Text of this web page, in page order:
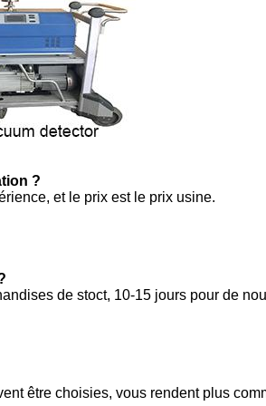
?
et le prix est le prix usine.
de stoct, 10-15 jours pour de
être choisies, vous rendent plus